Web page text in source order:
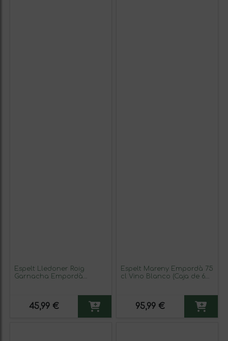
Espelt Lledoner Roig
Garnacha Empordà
45,99 €
Espelt Mareny Empordà 75
cl Vino Blanco (Caja de 6
95,99 €